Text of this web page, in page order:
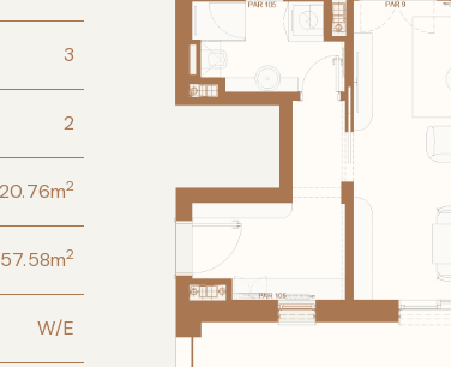
3
2
m2
57.58m2
W/E